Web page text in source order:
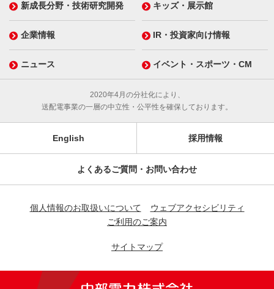
新成長分野・技術研究開発 キッズ・展示館
企業情報 IR・投資家向け情報
ニュース イベント・スポーツ・CM
2020年4月の分社化により、
送配電事業の一層の中立性・公平性を確保しております。
English 採用情報
よくあるご質問・お問い合わせ
個人情報のお取扱いについて
ウェブアクセシビリティ
ご利用のご案内
サイトマップ